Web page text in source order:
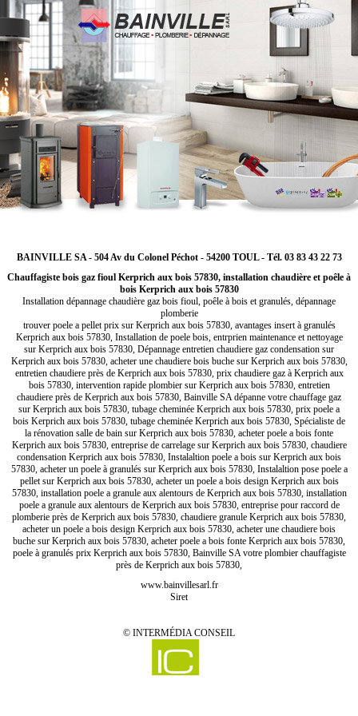
BAINVILLE SA - 504 Av du Colonel Péchot - 54200 TOUL - Tél. 03 83 43 22 73
Chauffagiste bois gaz fioul Kerprich aux bois 57830, installation chaudière et poêle à
bois Kerprich aux bois 57830
Installation dépannage chaudière gaz bois fioul, poêle à bois et granulés, dépannage
plomberie
trouver poele a pellet prix sur Kerprich aux bois 57830, avantages insert à granulés
Kerprich aux bois 57830, Installation de poele bois, entrprien maintenance et nettoyage
sur Kerprich aux bois 57830, Dépannage entretien chaudiere gaz condensation sur
Kerprich aux bois 57830, acheter une chaudiere bois buche sur Kerprich aux bois 57830,
entretien chaudiere près de Kerprich aux bois 57830, prix chaudiere gaz à Kerprich aux
bois 57830, intervention rapide plombier sur Kerprich aux bois 57830, entretien
chaudiere près de Kerprich aux bois 57830, Bainville SA dépanne votre chauffage gaz
sur Kerprich aux bois 57830, tubage cheminée Kerprich aux bois 57830, prix poele a
bois Kerprich aux bois 57830, tubage cheminée Kerprich aux bois 57830, Spécialiste de
la rénovation salle de bain sur Kerprich aux bois 57830, acheter poele a bois fonte
Kerprich aux bois 57830, entreprise de carrelage sur Kerprich aux bois 57830, chaudiere
condensation Kerprich aux bois 57830, Instalaltion poele a bois sur Kerprich aux bois
57830, acheter un poele à granulés sur Kerprich aux bois 57830, Instalaltion pose poele a
pellet sur Kerprich aux bois 57830, acheter un poele a bois design Kerprich aux bois
57830, installation poele a granule aux alentours de Kerprich aux bois 57830, installation
poele a granule aux alentours de Kerprich aux bois 57830, entreprise pour raccord de
plomberie près de Kerprich aux bois 57830, chaudiere granule Kerprich aux bois 57830,
acheter un poele a bois design Kerprich aux bois 57830, acheter une chaudiere bois
buche sur Kerprich aux bois 57830, acheter poele a bois fonte Kerprich aux bois 57830,
poele à granulés prix Kerprich aux bois 57830, Bainville SA votre plombier chauffagiste
près de Kerprich aux bois 57830,
www.bainvillesarl.fr
Siret
© INTERMÉDIA CONSEIL